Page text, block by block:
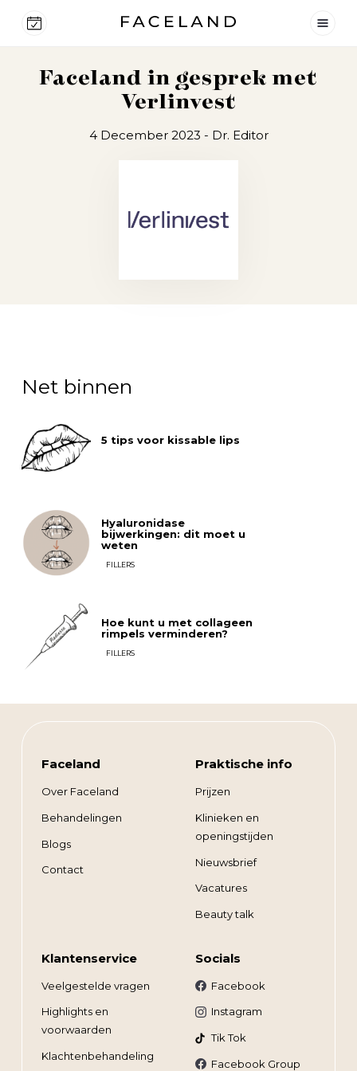
Faceland in gesprek met
Verlinvest
4 December 2023 - Dr. Editor
Net binnen
5 tips voor kissable lips
Hyaluronidase
bijwerkingen: dit moet u
weten
FILLERS
Hoe kunt u met collageen
rimpels verminderen?
FILLERS
Faceland
Over Faceland
Behandelingen
Blogs
Contact
Praktische info
Prijzen
Klinieken en
openingstijden
Nieuwsbrief
Vacatures
Beauty talk
Klantenservice
Veelgestelde vragen
Highlights en
voorwaarden
Klachtenbehandeling
Socials
Facebook
Instagram
Tik Tok
Facebook Group